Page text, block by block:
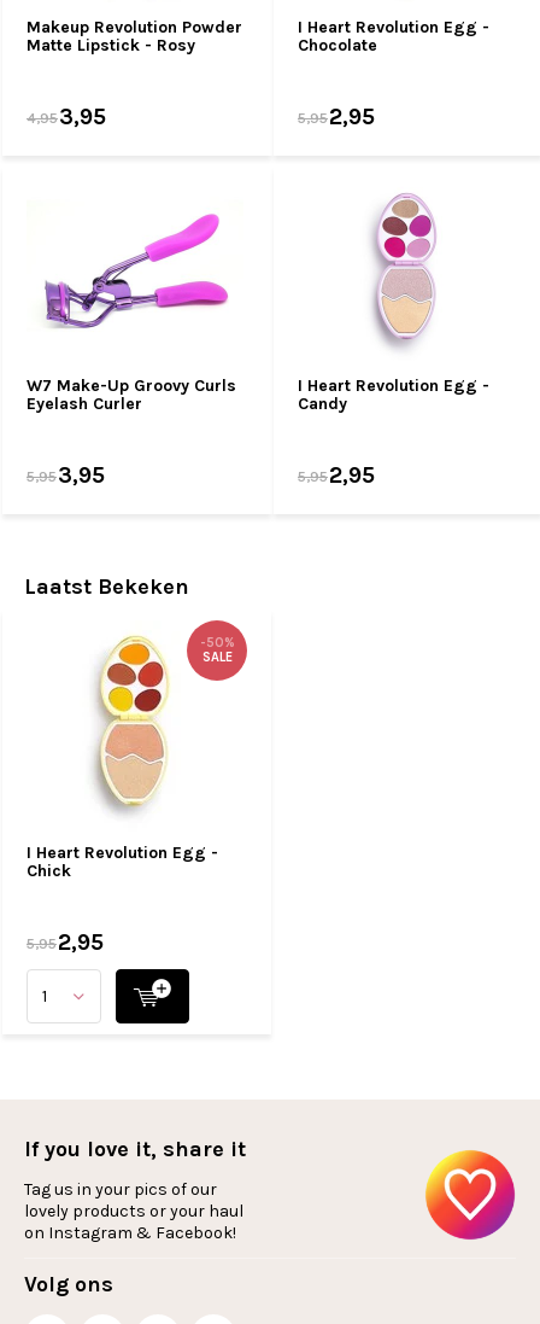
Makeup Revolution Powder
Matte Lipstick - Rosy
4,953,95
I Heart Revolution Egg -
Chocolate
5,952,95
W7 Make-Up Groovy Curls
Eyelash Curler
5,953,95
I Heart Revolution Egg -
Candy
5,952,95
Laatst Bekeken
I Heart Revolution Egg -
Chick
-50%
SALE
5,952,95
If you love it, share it
Tag us in your pics of our
lovely products or your haul
on Instagram & Facebook!
Volg ons